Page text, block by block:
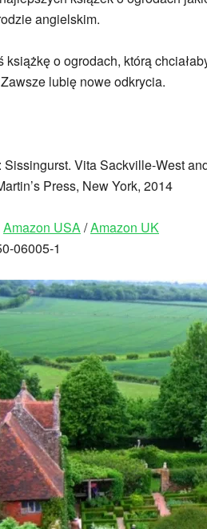
angielskim.
książkę o ogrodach, którą
lubię nowe odkrycia.
Sissingurst. Vita Sackville-West
Press, New York, 2014
Amazon USA/Amazon UK
06005-1